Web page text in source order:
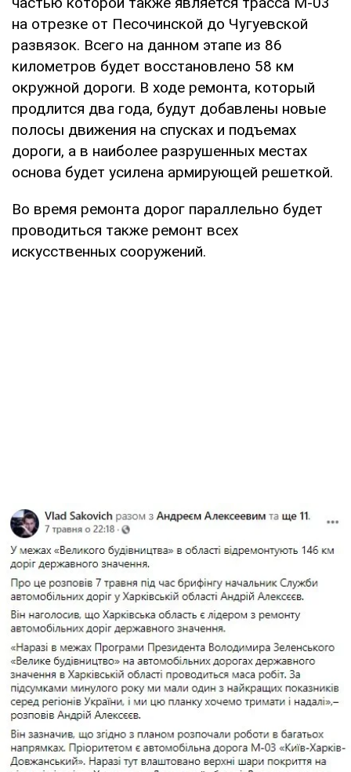
на отрезке от Песочинской до Чугуевской
развязок. Всего на данном этапе из 86
километров будет восстановлено 58 км
окружной дороги. В ходе ремонта, который
продлится два года, будут добавлены новые
полосы движения на спусках и подъемах
дороги, а в наиболее разрушенных местах
основа будет усилена армирующей решеткой.
Во время ремонта дорог параллельно будет
проводиться также ремонт всех
искусственных сооружений.